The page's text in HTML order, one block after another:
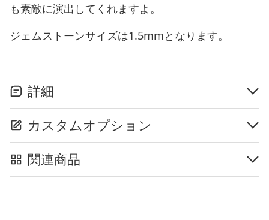
も素敵に演出してくれますよ。
ジェムストーンサイズは1.5mmとなります。
詳細
カスタムオプション
関連商品